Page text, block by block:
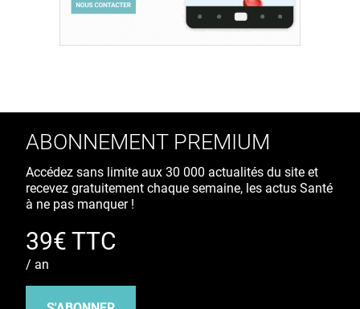
ABONNEMENT PREMIUM
Accédez sans limite aux 30 000 actualités du site et
recevez gratuitement chaque semaine, les actus Santé
à ne pas manquer !
39€ TTC
/ an